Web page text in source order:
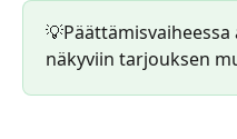
näkyviin tarjouksen